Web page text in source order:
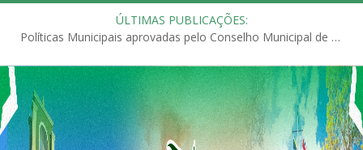
ÚLTIMAS PUBLICAÇÕES:
Políticas Municipais aprovadas pelo Conselho Municipal de Educação (CME)